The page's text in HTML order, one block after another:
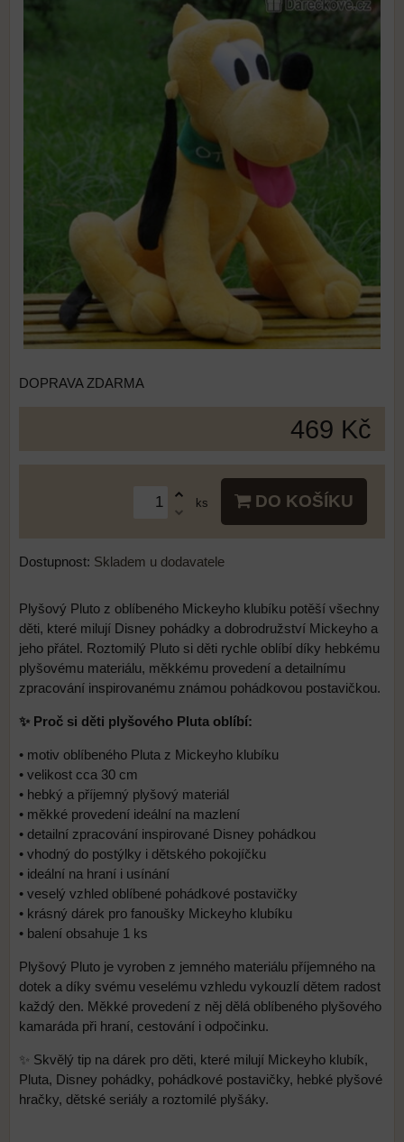
DOPRAVA ZDARMA
469 Kč
ks DO KOŠÍKU
Dostupnost: Skladem u dodavatele
Plyšový Pluto z oblíbeného Mickeyho klubíku potěší všechny
děti, které milují Disney pohádky a dobrodružství Mickeyho a
jeho přátel. Roztomilý Pluto si děti rychle oblíbí díky hebkému
plyšovému materiálu, měkkému provedení a detailnímu
zpracování inspirovanému známou pohádkovou postavičkou.
✨ Proč si děti plyšového Pluta oblíbí:
• motiv oblíbeného Pluta z Mickeyho klubíku
• velikost cca 30 cm
• hebký a příjemný plyšový materiál
• měkké provedení ideální na mazlení
• detailní zpracování inspirované Disney pohádkou
• vhodný do postýlky i dětského pokojíčku
• ideální na hraní i usínání
• veselý vzhled oblíbené pohádkové postavičky
• krásný dárek pro fanoušky Mickeyho klubíku
• balení obsahuje 1 ks
Plyšový Pluto je vyroben z jemného materiálu příjemného na
dotek a díky svému veselému vzhledu vykouzlí dětem radost
každý den. Měkké provedení z něj dělá oblíbeného plyšového
kamaráda při hraní, cestování i odpočinku.
✨ Skvělý tip na dárek pro děti, které milují Mickeyho klubík,
Pluta, Disney pohádky, pohádkové postavičky, hebké plyšové
hračky, dětské seriály a roztomilé plyšáky.